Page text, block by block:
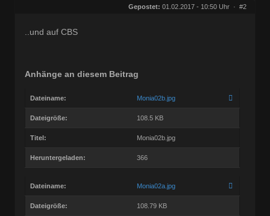
Gepostet: 01.02.2017 - 10:50 Uhr · #2
..und auf CBS
Anhänge an diesem Beitrag
Dateiname: Monia02b.jpg
Dateigröße: 108.5 KB
Titel: Monia02b.jpg
Heruntergeladen: 366
Dateiname: Monia02a.jpg
Dateigröße: 108.79 KB